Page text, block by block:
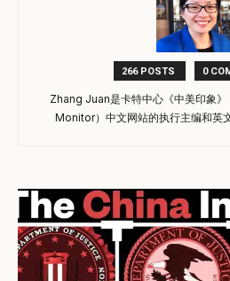
266 POSTS 0
Zhang Juan是卡特中心《中美印象
Monitor）中文网站的执行主编和英